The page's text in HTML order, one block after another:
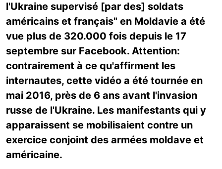
l'Ukraine supervisé [par des] soldats
américains et français" en Moldavie a été
vue plus de 320.000 fois depuis le 17
septembre sur Facebook. Attention:
contrairement à ce qu'affirment les
internautes, cette vidéo a été tournée en
mai 2016, près de 6 ans avant l'invasion
russe de l'Ukraine. Les manifestants qui y
apparaissent se mobilisaient contre un
exercice conjoint des armées moldave et
américaine.